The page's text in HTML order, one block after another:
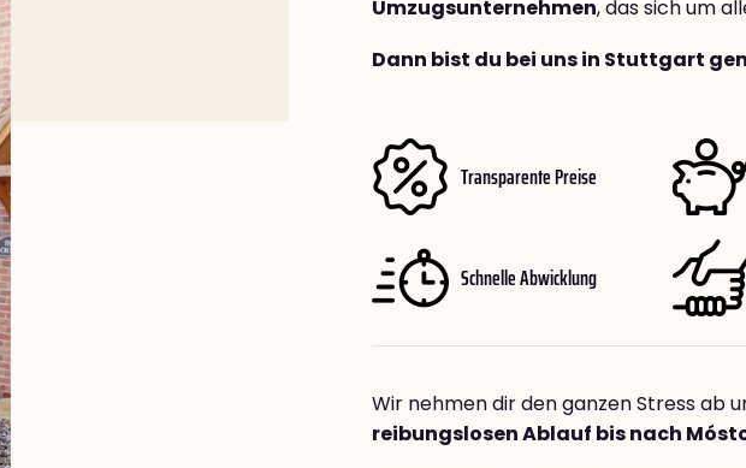
Umzugsunternehmen, das sich um
Dann bist du bei uns in Stuttgart
Transparente Preise
Schnelle Abwicklung
Wir nehmen dir den ganzen Stress ab
reibungslosen Ablauf bis nach